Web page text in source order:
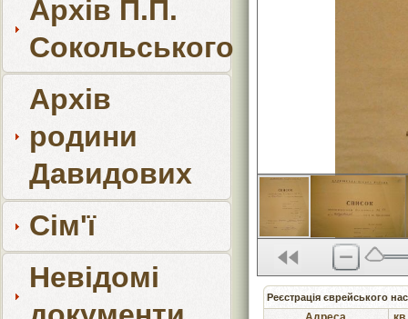
Архів П.П.
Сокольського
Архів
родини
Давидових
Сім'ї
Невідомі
Реєстрація єврейського